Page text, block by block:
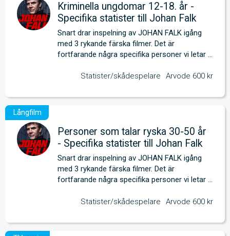
Kriminella ungdomar 12-18. år -
Specifika statister till Johan Falk
Snart drar inspelning av JOHAN FALK igång
med 3 rykande färska filmer. Det är
fortfarande några specifika personer vi letar
Statister/skådespelare
Arvode 600 kr
Personer som talar ryska 30-50 år
- Specifika statister till Johan Falk
Snart drar inspelning av JOHAN FALK igång
med 3 rykande färska filmer. Det är
fortfarande några specifika personer vi letar
Statister/skådespelare
Arvode 600 kr